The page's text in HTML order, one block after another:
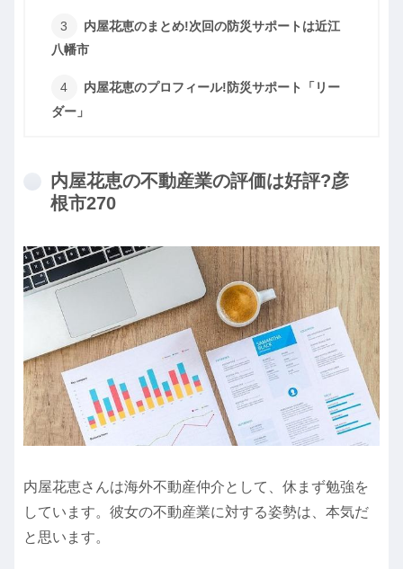
内屋花恵のまとめ!次回の防災サポートは近江
八幡市
内屋花恵のプロフィール!防災サポート「リー
ダー」
内屋花恵の不動産業の評価は好評?彦
根市270
内屋花恵さんは海外不動産仲介として、休まず勉強を
しています。彼女の不動産業に対する姿勢は、本気だ
と思います。